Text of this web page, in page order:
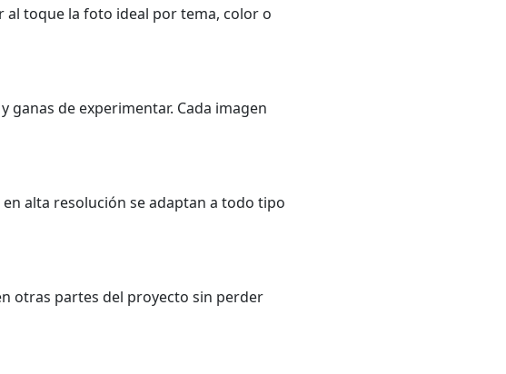
toque la foto ideal por tema, color o
ganas de experimentar. Cada imagen
alta resolución se adaptan a todo tipo
otras partes del proyecto sin perder